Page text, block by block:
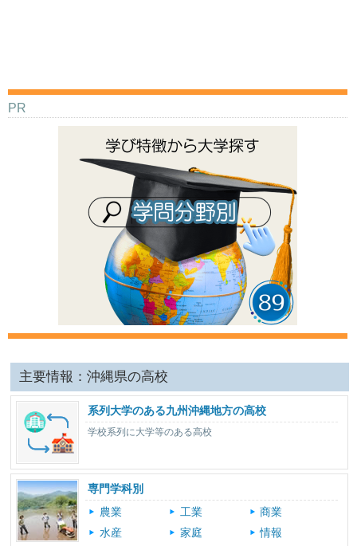
PR
主要情報：沖縄県の高校
系列大学のある九州沖縄地方の高校
学校系列に大学等のある高校
専門学科別
農業
工業
商業
水産
家庭
情報